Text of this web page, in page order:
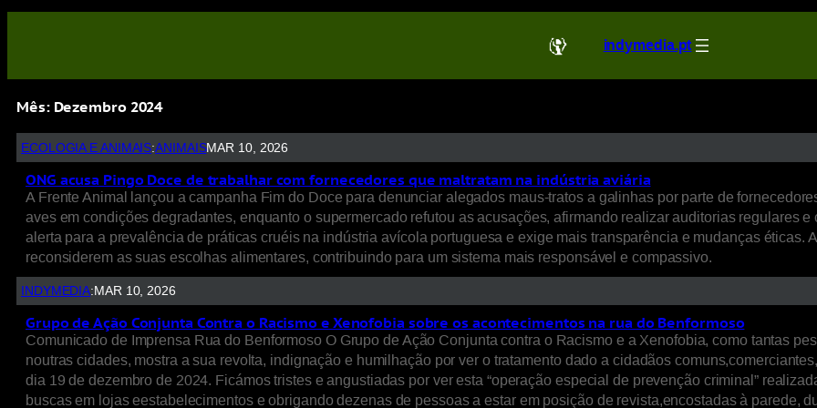
indymedia.pt
Mês: Dezembro 2024
ECOLOGIA E ANIMAIS:ANIMAISMAR 10, 2026
ONG acusa Pingo Doce de trabalhar com fornecedores que maltratam na indústria aviária
A Frente Animal lançou a campanha Fim do Doce para denunciar alegados maus-tratos a galinhas por parte de
aves em condições degradantes, enquanto o supermercado refutou as acusações, afirmando realizar auditorias regulares
alerta para a prevalência de práticas cruéis na indústria avícola portuguesa e exige mais transparência e mudanças éticas.
reconsiderem as suas escolhas alimentares, contribuindo para um sistema mais responsável e compassivo.
INDYMEDIA: MAR 10, 2026
Grupo de Ação Conjunta Contra o Racismo e Xenofobia sobre os acontecimentos na rua do Benformoso
Comunicado de Imprensa Rua do Benformoso O Grupo de Ação Conjunta contra o Racismo e a Xenofobia, como tantas
noutras cidades, mostra a sua revolta, indignação e humilhação por ver o tratamento dado a cidadãos
dia 19 de dezembro de 2024. Ficámos tristes e angustiadas por ver esta “operação especial de prevenção criminal”
buscas em lojas eestabelecimentos e obrigando dezenas de pessoas a estar em posição de revista,encostadas à parede,